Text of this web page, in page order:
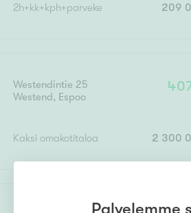
2h+kk+kph+parveke 209
Westendintie 25
Westend, Espoo
Kaksi omakotitaloa 2 300
Palvelemme